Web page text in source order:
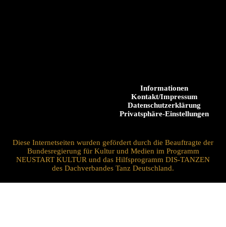
Informationen
Kontakt/Impressum
Datenschutzerklärung
Privatsphäre-Einstellungen
Diese Internetseiten wurden gefördert durch die Beauftragte der
Bundesregierung für Kultur und Medien im Programm
NEUSTART KULTUR und das Hilfsprogramm DIS-TANZEN
des Dachverbandes Tanz Deutschland.